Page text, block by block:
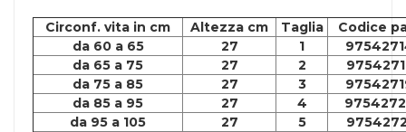
Circonf. vita in cm Altezza cm Taglia
Codice
da 60 a 65
27 1
da 65 a 75
27 2
da 75 a 85
27 3
da 85 a 95
27 4
da 95 a 105
27 5